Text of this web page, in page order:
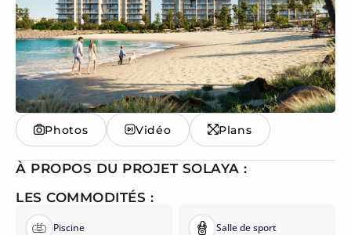
Photos Vidéo Plans
À PROPOS DU PROJET SOLAYA :
LES COMMODITÉS :
Piscine Salle de sport